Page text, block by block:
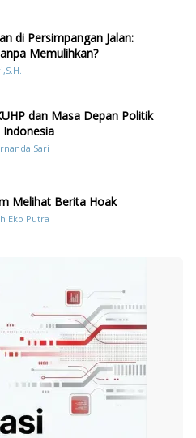
di Persimpangan Jalan:
Memulihkan?
dan Masa Depan Politik
Indonesia
Sari
Melihat Berita Hoak
Eko Putra